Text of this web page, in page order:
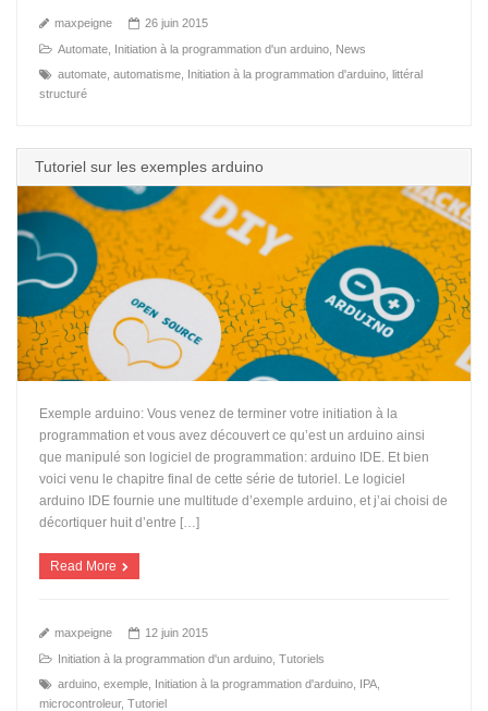
maxpeigne
26 juin 2015
Automate Initiation à la programmation d'un arduino News
automate ,automatisme Initiation à la programmation d'arduino ,littéral
structuré
Tutoriel sur les exemples arduino
Exemple arduino: Vous venez de terminer votre initiation à la
programmation et vous avez découvert ce qu’est un arduino ainsi
que manipulé son logiciel de programmation: arduino IDE. Et bien
voici venu le chapitre final de cette série de tutoriel. Le logiciel
arduino IDE fournie une multitude d’exemple arduino, et j’ai choisi de
décortiquer huit d’entre […]
Read More
maxpeigne
12 juin 2015
Initiation à la programmation d'un arduino ,Tutoriels
arduino ,exemple Initiation à la programmation d'arduino IPA
microcontroleur,Tutoriel